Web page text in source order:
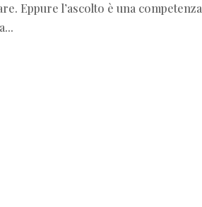
Eppure l’ascolto è una competenza